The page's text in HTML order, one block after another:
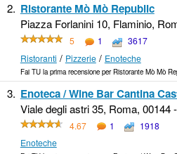
2. Ristorante Mò Mò Republic
Piazza Forlanini 10, Flaminio,
5 1
3617
Ristoranti / Pizzerie/ Enoteche
Fai TU la prima recensione per Ristorante Mò Mò
3. Enoteca / Wine Bar Cantina
Viale degli astri 35, Roma, 00144
4.67 1
1918
Enoteche